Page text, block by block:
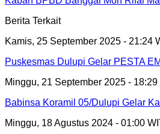
Berita Terkait
Kamis, 25 September 2025 - 21:24
Puskesmas Dulupi Gelar PESTA
Minggu, 21 September 2025 - 18:29
Babinsa Koramil 05/Dulupi Gelar
Minggu, 18 Agustus 2024 - 01:00